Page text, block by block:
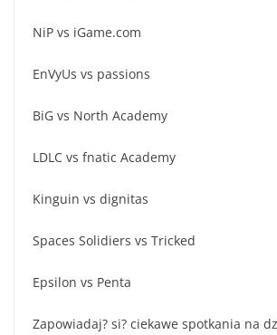
NiP vs iGame.com
EnVyUs vs passions
BiG vs North Academy
LDLC vs fnatic Academy
Kinguin vs dignitas
Spaces Solidiers vs Tricked
Epsilon vs Penta
Zapowiadaj? si? ciekawe spotkania na